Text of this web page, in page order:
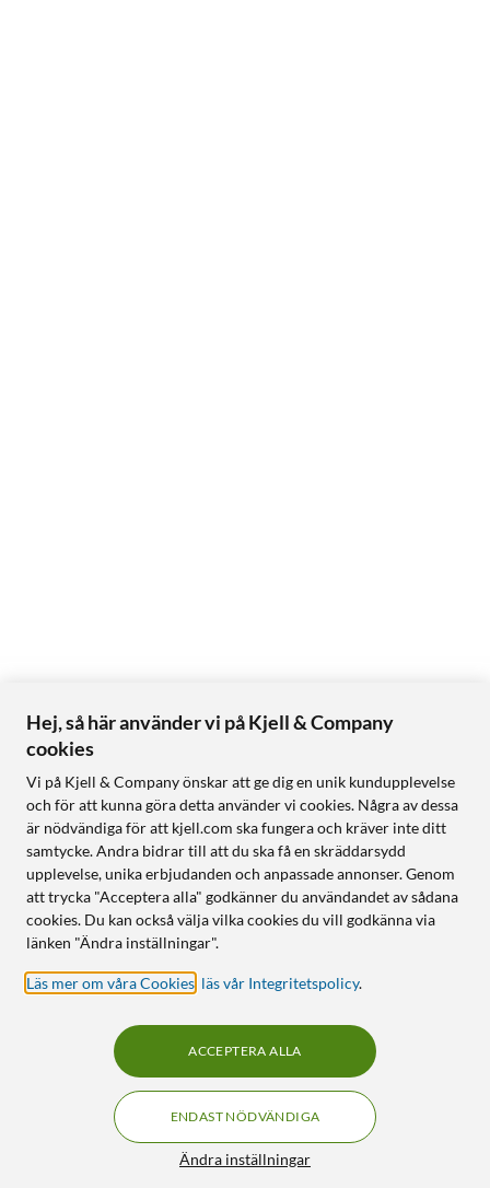
Hej, så här använder vi på Kjell & Company
cookies
Vi på Kjell & Company önskar att ge dig en unik kundupplevelse
och för att kunna göra detta använder vi cookies. Några av dessa
är nödvändiga för att kjell.com ska fungera och kräver inte ditt
samtycke. Andra bidrar till att du ska få en skräddarsydd
upplevelse, unika erbjudanden och anpassade annonser. Genom
att trycka "Acceptera alla" godkänner du användandet av sådana
cookies. Du kan också välja vilka cookies du vill godkänna via
länken "Ändra inställningar".
Läs mer om våra Cookies läs vår Integritetspolicy.
Ändra inställningar
ENDAST NÖDVÄNDIGA
ACCEPTERA ALLA